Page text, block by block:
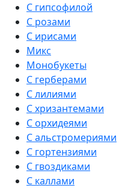
С гипсофилой
С розами
С ирисами
Микс
Монобукеты
С герберами
С лилиями
С хризантемами
С орхидеями
С альстромериями
С гортензиями
С гвоздиками
С каллами